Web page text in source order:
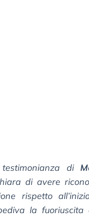
di
di avere
rispetto
la fuoriuscita